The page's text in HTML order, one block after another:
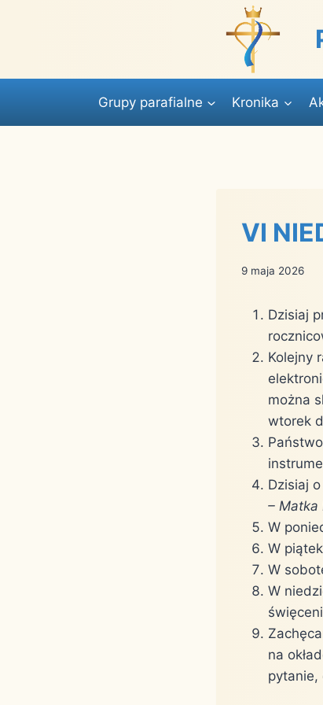
Grupy parafialne Kronika
VI
9 maja 2026
Dzisiaj
Kolejny
można
wtorek
Dzisiaj
– Matka
W
W
W
W
na
pytanie,